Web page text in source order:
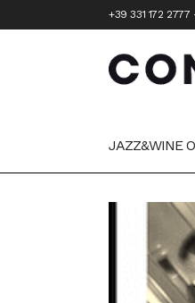
+39 331 172 2777
JAZZ&WINE